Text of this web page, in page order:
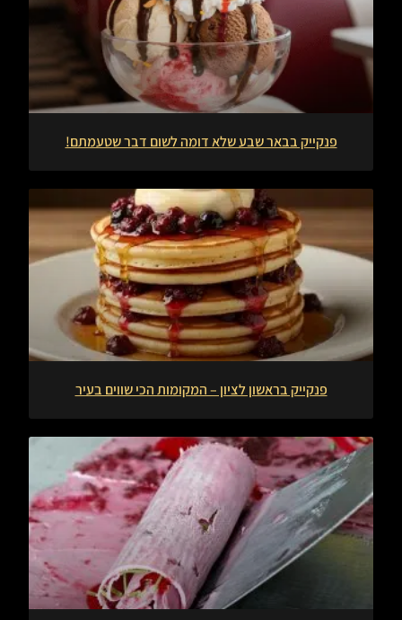
פנקייק בבאר שבע שלא דומה לשום דבר שטעמתם!
פנקייק בראשון לציון – המקומות הכי שווים בעיר